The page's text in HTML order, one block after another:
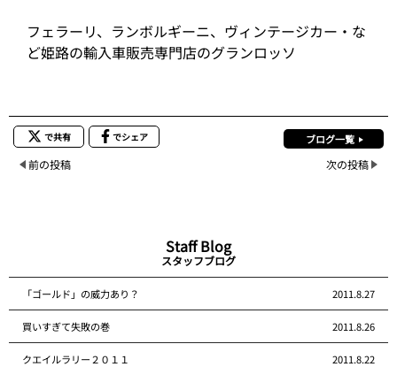
フェラーリ、ランボルギーニ、ヴィンテージカー・な
ど姫路の輸入車販売専門店のグランロッソ
で共有 でシェア ブログ一覧
前の投稿 次の投稿
Staff Blog
スタッフブログ
「ゴールド」の威力あり？ 2011.8.27
買いすぎて失敗の巻 2011.8.26
クエイルラリー２０１１ 2011.8.22